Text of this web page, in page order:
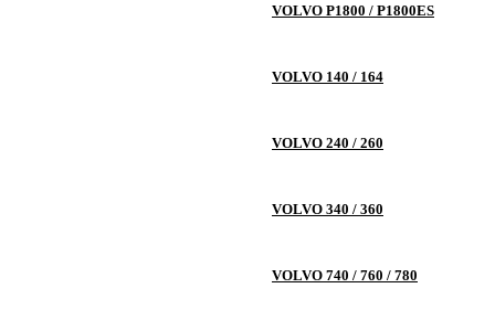
VOLVO P1800 / P1800ES
VOLVO 140 / 164
VOLVO 240 / 260
VOLVO 340 / 360
VOLVO 740 / 760 / 780